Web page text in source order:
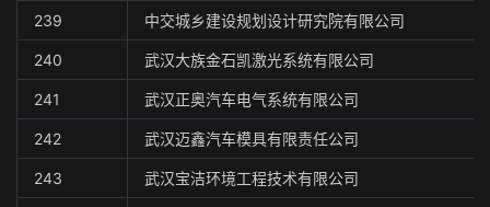
239 中交城乡建设规划设计研究院有限公司
240 武汉大族金石凯激光系统有限公司
241 武汉正奥汽车电气系统有限公司
242 武汉迈鑫汽车模具有限责任公司
243 武汉宝洁环境工程技术有限公司